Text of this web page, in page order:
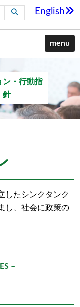
English
menu
ン・行動指
針
したシンクタンク
し、社会に政策の
–